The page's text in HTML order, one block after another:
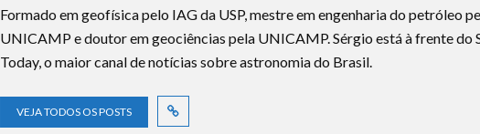
Formado em geofísica pelo IAG da USP, mestre em engenharia do petróleo
UNICAMP e doutor em geociências pela UNICAMP. Sérgio está à frente do
Today, o maior canal de notícias sobre astronomia do Brasil.
VEJA TODOS OS POSTS